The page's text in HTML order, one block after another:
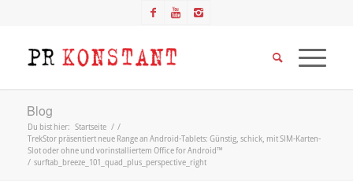
Blog
Du bist hier: Startseite / /
TrekStor präsentiert neue Range an Android-Tablets: Günstig, schick, mit SIM-Karten-
Slot oder ohne und vorinstalliertem Office for Android™
/ surftab_breeze_101_quad_plus_perspective_right